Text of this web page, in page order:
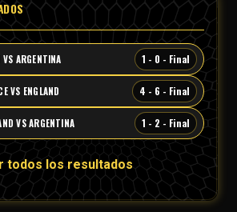
VS ARGENTINA 1 - 0 - Final
VS ENGLAND 4 - 6 - Final
VS ARGENTINA 1 - 2 - Final
todos los resultados